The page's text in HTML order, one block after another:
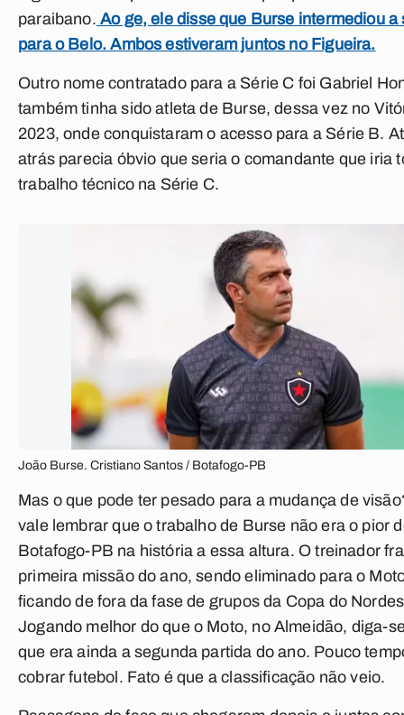
paraibano. Ao ge, ele disse que Burse intermediou a
para o Belo. Ambos estiveram juntos no Figueira.
Outro nome contratado para a Série C foi Gabriel
também tinha sido atleta de Burse, dessa vez no
2023, onde conquistaram o acesso para a Série B.
atrás parecia óbvio que seria o comandante que iria
trabalho técnico na Série C.
João Burse. Cristiano Santos / Botafogo-PB
Mas o que pode ter pesado para a mudança de
vale lembrar que o trabalho de Burse não era o pior
Botafogo-PB na história a essa altura. O treinador
primeira missão do ano, sendo eliminado para o
ficando de fora da fase de grupos da Copa do
Jogando melhor do que o Moto, no Almeidão, diga-
que era ainda a segunda partida do ano. Pouco
cobrar futebol. Fato é que a classificação não veio.